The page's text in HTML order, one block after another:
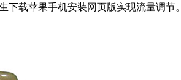
载苹果手机安装网页版实现流量调节。